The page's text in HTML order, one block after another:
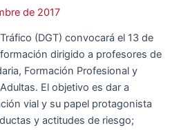
de 2017
(DGT) convocará el 13 de
dirigido a profesores de
Formación Profesional y
El objetivo es dar a
vial y su papel protagonista
y actitudes de riesgo;